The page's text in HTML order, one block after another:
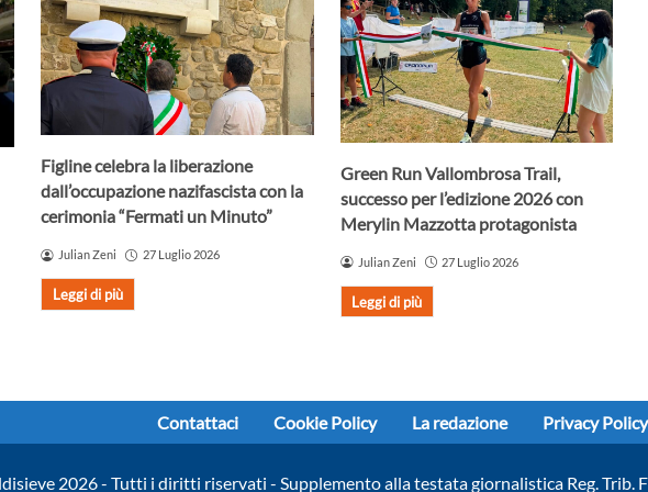
Figline celebra la liberazione
dall’occupazione nazifascista con la
cerimonia “Fermati un Minuto”
Julian Zeni 27 Luglio 2026
Leggi di più
Green Run Vallombrosa Trail,
successo per l’edizione 2026 con
Merylin Mazzotta protagonista
Julian Zeni 27 Luglio 2026
Leggi di più
Contattaci Cookie Policy La redazione Privacy Policy
2026 - Tutti i diritti riservati - Supplemento alla testata giornalistica Reg. Trib.